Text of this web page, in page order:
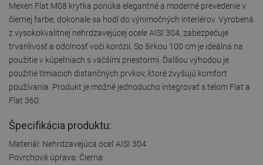
Mexen Flat M08 krytka ponúka elegantné a moderné prevedenie v
čiernej farbe, dokonale sa hodí do výnimočných interiérov. Vyrobená
z vysokokvalitnej nehrdzavejúcej ocele AISI 304, zabezpečuje
trvanlivosť a odolnosť voči korózii. So šírkou 100 cm je ideálna na
použitie v kúpeľniach s väčšími priestormi. Ďalšou výhodou je
použitie tlmiacich distančných prvkov, ktoré zvyšujú komfort
používania. Produkt je možné jednoducho integrovať s telom Flat a
Flat 360.
Špecifikácia produktu:
Materiál: Nehrdzavejúca oceľ AISI 304
Povrchová úprava: Čierna